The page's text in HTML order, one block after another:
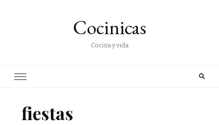
Cocinicas
Cocina y vida
fiestas